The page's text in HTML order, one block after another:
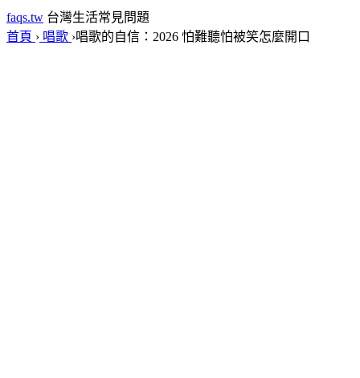
faqs.tw 台灣生活常見問題
首頁 › 唱歌 ›唱歌的自信：2026 怕難聽怕被笑怎麼開口